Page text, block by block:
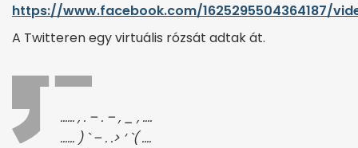
https://www.facebook.com/1625295504364187/
A Twitteren egy virtuális rózsát adtak át.
…… , . – . – , _ , ….
…… ) ` – . .> ‘ `( ….